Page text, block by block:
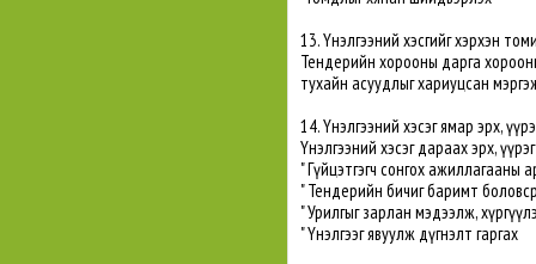
13. Yнэлгээний хэсгийг хэрхэн
Тендерийн хорооны дарга
тухайн асуудлыг хариуцсан
14. Yнэлгээний хэсэг ямар эрх,
Yнэлгээний хэсэг дараах эрх,
" Гүйцэтгэгч сонгох ажиллагааны
" Тендерийн бичиг баримт
" Урилгыг зарлан мэдээлж,
" Yнэлгээг явуулж дүгнэлт гаргах